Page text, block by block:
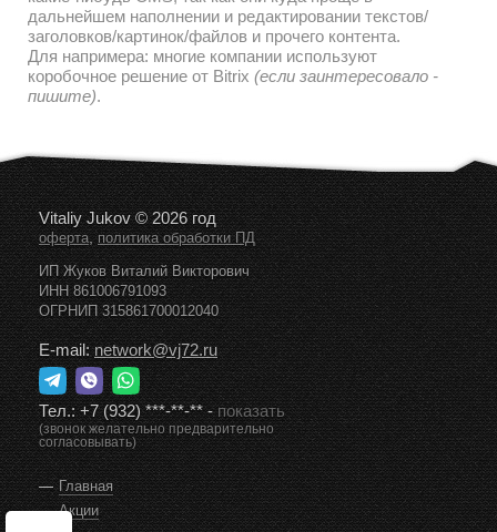
дальнейшем наполнении и редактировании текстов/
заголовков/картинок/файлов и прочего контента.
Для напримера: многие компании используют
коробочное решение от Bitrix (если заинтересовало -
пишите).
Vitaliy Jukov © 2026 год
оферта,политика обработки ПД
ИП Жуков Виталий Викторович
ИНН 861006791093
ОГРНИП 315861700012040
E-mail:network@vj72.ru
Тел.:+7 (932) ***-**-**-показать
(звонок желательно предварительно
согласовывать)
Главная
Акции